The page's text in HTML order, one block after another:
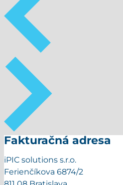
Fakturačná adresa
iPIC solutions s.r.o.
Ferienčíkova 6874/2